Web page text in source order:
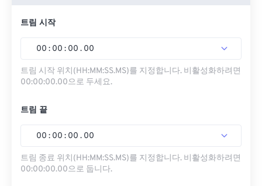
트림 시작
00 : 00 : 00 . 00
트림 시작 위치(HH:MM:SS.MS)를 지정합니다. 비활성화하려면
00:00:00.00으로 두세요.
트림 끝
00 : 00 : 00 . 00
트림 종료 위치(HH:MM:SS.MS)를 지정합니다. 비활성화하려면
00:00:00.00으로 둡니다.